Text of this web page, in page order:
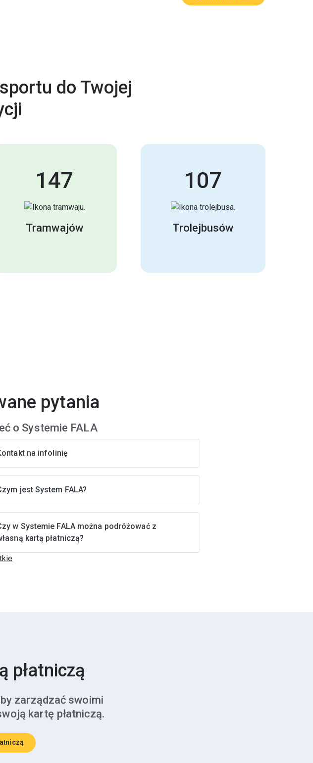
do Twojej
147
Tramwajów
107
Trolejbusów
pytania
o Systemie FALA
na infolinię
jest System FALA?
w Systemie FALA można podróżować z
kartą płatniczą?
płatniczą
zarządzać swoimi
kartę płatniczą.